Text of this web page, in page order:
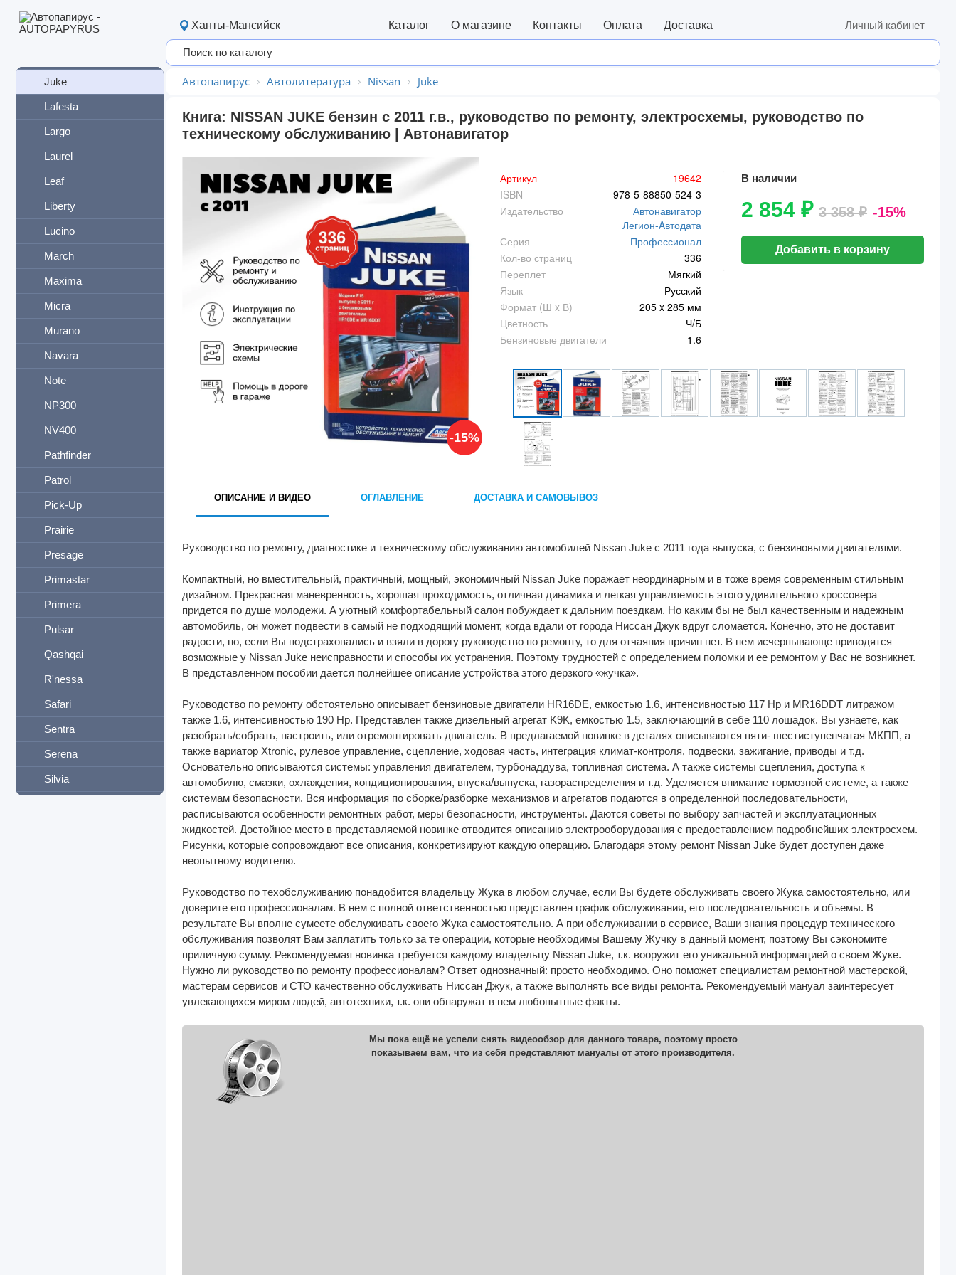
Fuga
Juke
Lafesta
Largo
Laurel
Leaf
Liberty
Lucino
March
Maxima
Micra
Murano
Navara
Note
NP300
NV400
Pathfinder
Patrol
Pick-Up
Prairie
Presage
Primastar
Primera
Pulsar
Qashqai
R'nessa
Safari
Sentra
Serena
Silvia
Ханты-Мансийск Каталог О магазине Контакты Оплата Доставка Личный кабинет
Автопапирус Автолитература Nissan Juke
Книга: NISSAN JUKE бензин с 2011 г.в., руководство по ремонту, электросхемы, руководство по
техническому обслуживанию | Автонавигатор
-15%
Артикул
19642
ISBN
978-5-88850-524-3
Издательство
Автонавигатор
Легион-Aвтодата
Серия
Профессионал
Кол-во страниц
336
Переплет
Мягкий
Язык
Русский
Формат (Ш x В)
205 x 285 мм
Цветность
Ч/Б
Бензиновые двигатели
1.6
В наличии
2 854 ₽3 358 ₽ -15%
Добавить в корзину
ОПИСАНИЕ И ВИДЕО ОГЛАВЛЕНИЕ ДОСТАВКА И САМОВЫВОЗ
Руководство по ремонту, диагностике и техническому обслуживанию автомобилей Nissan Juke с 2011 года выпуска, с бензиновыми двигателями.
Компактный, но вместительный, практичный, мощный, экономичный Nissan Juke поражает неординарным и в тоже время современным стильным
дизайном. Прекрасная маневренность, хорошая проходимость, отличная динамика и легкая управляемость этого удивительного кроссовера
придется по душе молодежи. А уютный комфортабельный салон побуждает к дальним поездкам. Но каким бы не был качественным и надежным
автомобиль, он может подвести в самый не подходящий момент, когда вдали от города Ниссан Джук вдруг сломается. Конечно, это не доставит
радости, но, если Вы подстраховались и взяли в дорогу руководство по ремонту, то для отчаяния причин нет. В нем исчерпывающе приводятся
возможные у Nissan Juke неисправности и способы их устранения. Поэтому трудностей с определением поломки и ее ремонтом у Вас не возникнет.
В представленном пособии дается полнейшее описание устройства этого дерзкого «жучка».
Руководство по ремонту обстоятельно описывает бензиновые двигатели HR16DE, емкостью 1.6, интенсивностью 117 Hp и MR16DDT литражом
также 1.6, интенсивностью 190 Hp. Представлен также дизельный агрегат K9K, емкостью 1.5, заключающий в себе 110 лошадок. Вы узнаете, как
разобрать/собрать, настроить, или отремонтировать двигатель. В предлагаемой новинке в деталях описываются пяти- шестиступенчатая МКПП, а
также вариатор Xtronic, рулевое управление, сцепление, ходовая часть, интеграция климат-контроля, подвески, зажигание, приводы и т.д.
Основательно описываются системы: управления двигателем, турбонаддува, топливная система. А также системы сцепления, доступа к
автомобилю, смазки, охлаждения, кондиционирования, впуска/выпуска, газораспределения и т.д. Уделяется внимание тормозной системе, а также
системам безопасности. Вся информация по сборке/разборке механизмов и агрегатов подаются в определенной последовательности,
расписываются особенности ремонтных работ, меры безопасности, инструменты. Даются советы по выбору запчастей и эксплуатационных
жидкостей. Достойное место в представляемой новинке отводится описанию электрооборудования с предоставлением подробнейших электросхем.
Рисунки, которые сопровождают все описания, конкретизируют каждую операцию. Благодаря этому ремонт Nissan Juke будет доступен даже
неопытному водителю.
Руководство по техобслуживанию понадобится владельцу Жука в любом случае, если Вы будете обслуживать своего Жука самостоятельно, или
доверите его профессионалам. В нем с полной ответственностью представлен график обслуживания, его последовательность и объемы. В
результате Вы вполне сумеете обслуживать своего Жука самостоятельно. А при обслуживании в сервисе, Ваши знания процедур технического
обслуживания позволят Вам заплатить только за те операции, которые необходимы Вашему Жучку в данный момент, поэтому Вы сэкономите
приличную сумму. Рекомендуемая новинка требуется каждому владельцу Nissan Juke, т.к. вооружит его уникальной информацией о своем Жуке.
Нужно ли руководство по ремонту профессионалам? Ответ однозначный: просто необходимо. Оно поможет специалистам ремонтной мастерской,
мастерам сервисов и СТО качественно обслуживать Ниссан Джук, а также выполнять все виды ремонта. Рекомендуемый мануал заинтересует
увлекающихся миром людей, автотехники, т.к. они обнаружат в нем любопытные факты.
Мы пока ещё не успели снять видеообзор для данного товара, поэтому просто
показываем вам, что из себя представляют мануалы от этого производителя.